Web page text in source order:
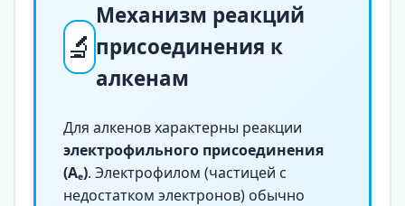
🔬
Механизм реакций
присоединения к
алкенам
Для алкенов характерны реакции
электрофильного присоединения
(Aₑ). Электрофилом (частицей с
недостатком электронов) обычно